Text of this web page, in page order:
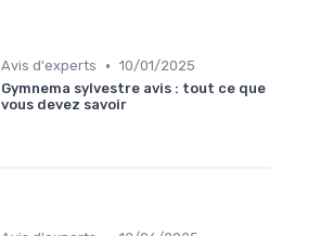
Avis d'experts • 10/01/2025
Gymnema sylvestre avis : tout ce que
vous devez savoir